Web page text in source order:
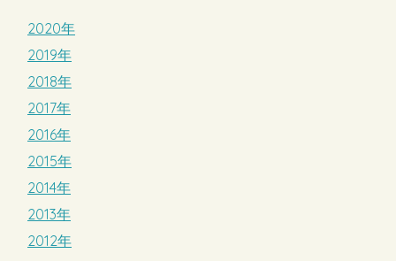
2020年
2019年
2018年
2017年
2016年
2015年
2014年
2013年
2012年